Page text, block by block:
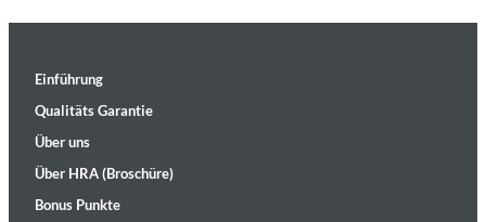
Einführung
Qualitäts Garantie
Über uns
Über HRA (Broschüre)
Bonus Punkte